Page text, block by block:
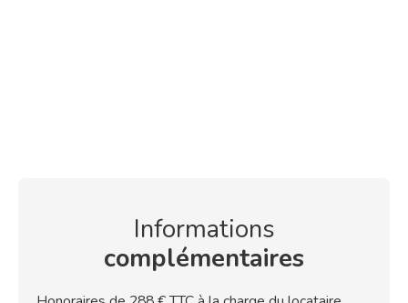
Informations
complémentaires